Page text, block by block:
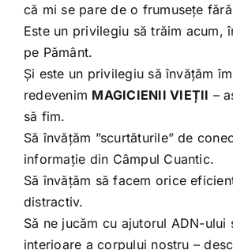
că mi se pare de o frumusețe
Este un privilegiu să trăim acum,
pe Pământ.
Și este un privilegiu să învățăm
redevenim MAGICIENII VIEȚII –
să fim.
Să învățăm ”scurtăturile” de
informație din Câmpul Cuantic.
Să învățăm să facem orice
distractiv.
Să ne jucăm cu ajutorul ADN-ului
interioare a corpului nostru –